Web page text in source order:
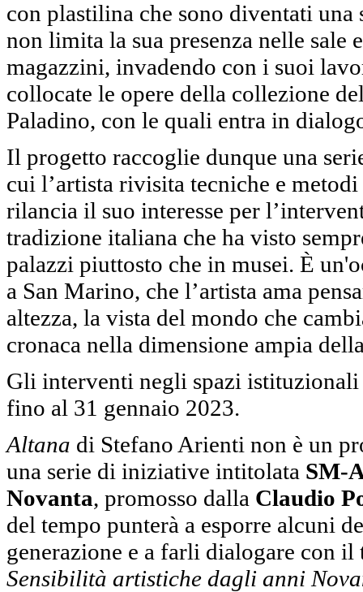
con plastilina che sono diventati
non limita la sua presenza nelle sale
magazzini, invadendo con i suoi
collocate le opere della collezione
Paladino, con le quali entra in
Il progetto raccoglie dunque una
cui l’artista rivisita tecniche e
rilancia il suo interesse per
tradizione italiana che ha visto
palazzi piuttosto che in musei. È
a San Marino, che l’artista ama
altezza, la vista del mondo che
cronaca nella dimensione ampia
Gli interventi negli spazi
fino al 31 gennaio 2023.
Altana di Stefano Arienti non è un
una serie di iniziative intitolata SM-
Novanta, promosso dalla Claudio
del tempo punterà a esporre alcuni
generazione e a farli dialogare con
Sensibilità artistiche dagli anni